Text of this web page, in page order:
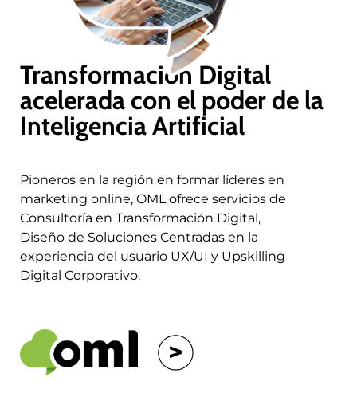
Transformación Digital
acelerada con el poder de la
Inteligencia Artificial
Pioneros en la región en formar líderes en
marketing online, OML ofrece servicios de
Consultoría en Transformación Digital,
Diseño de Soluciones Centradas en la
experiencia del usuario UX/UI y Upskilling
Digital Corporativo.